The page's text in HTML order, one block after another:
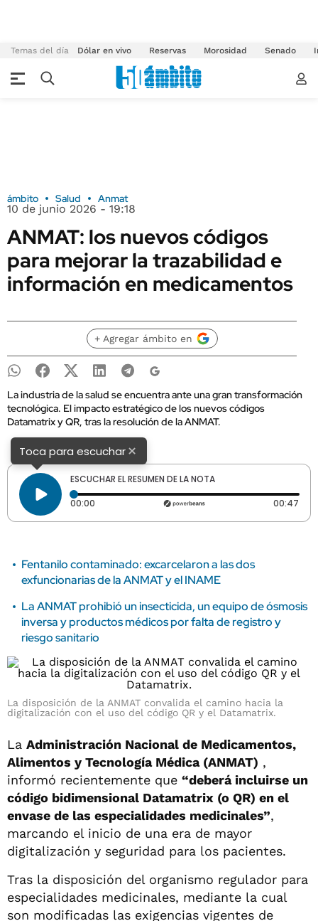
Temas del día Dólar en vivo Reservas Morosidad Senado
ámbito Salud Anmat
10 de junio 2026 - 19:18
ANMAT: los nuevos códigos
para mejorar la trazabilidad e
información en medicamentos
+ Agregar ámbito en
La industria de la salud se encuentra ante una gran transformación
tecnológica. El impacto estratégico de los nuevos códigos
Datamatrix y QR, tras la resolución de la ANMAT.
Toca para escuchar×
ESCUCHAR EL RESUMEN DE LA NOTA
00:00 Tiempo transcurrido: 0 segundos 00:47
Fentanilo contaminado: excarcelaron a las dos
exfuncionarias de la ANMAT y el INAME
La ANMAT prohibió un insecticida, un equipo de ósmosis
inversa y productos médicos por falta de registro y
riesgo sanitario
La disposición de la ANMAT convalida el camino hacia la
digitalización con el uso del código QR y el Datamatrix.
La Administración Nacional de Medicamentos,
Alimentos y Tecnología Médica (ANMAT) ,
informó recientemente que “deberá incluirse un
código bidimensional Datamatrix (o QR) en el
envase de las especialidades medicinales”,
marcando el inicio de una era de mayor
digitalización y seguridad para los pacientes.
Tras la disposición del organismo regulador para
especialidades medicinales, mediante la cual
son modificadas las exigencias vigentes de